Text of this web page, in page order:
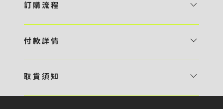
訂 購 流 程
預 約 〉，參看官網上的商品目錄和作品照片去選擇心儀的款式，同時可
報價 貴客可透過電郵方式或 WhatsApp 平台提交定製資料，4AM 團
付 款 詳 情
・ Payme ・ 現金機入數 ・ 銀行櫃檯入數 ・ ATM自動櫃員機轉帳 ・
取 貨 須 知